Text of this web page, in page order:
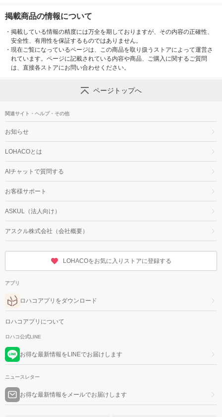
掲載商品の情報について
・ 掲載している情報の精度には万全を期しておりますが、その内容の正確性、
安全性、有用性を保証するものではありません。
・ 現在ご覧になっているページは、この商品を取り扱うストアによって運営さ
れています。ページに記載されている内容や商品、ご購入に関するご質問
は、直接各ストアにお問い合わせください。
ページトップへ
関連サイト・ヘルプ・その他
お知らせ
LOHACOとは
AIチャットで質問する
お客様サポート
ASKUL（法人向け）
アスクル株式会社（会社概要）
LOHACOをお気に入りストアに登録する
アプリ
ロハコアプリをダウンロード
ロハコアプリについて
ロハコ公式LINE
お得な最新情報をLINEでお届けします
ニュースレター
お得な最新情報をメールでお届けします